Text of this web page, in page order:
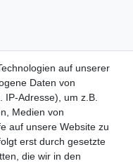
auf unserer
Daten von
Adresse), um z.B.
Medien von
auf unsere Website zu
erst durch gesetzte
die wir in den